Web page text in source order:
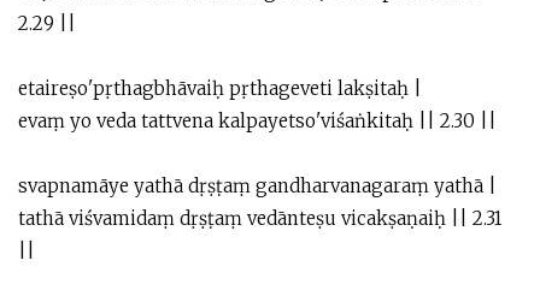
2.29 ||
etaireṣo'pṛthagbhāvaiḥ pṛthageveti lakṣitaḥ |
evaṃ yo veda tattvena kalpayetso'viśaṅkitaḥ || 2.30 ||
svapnamāye yathā dṛṣṭaṃ gandharvanagaraṃ yathā |
tathā viśvamidaṃ dṛṣṭaṃ vedānteṣu vicakṣaṇaiḥ || 2.31